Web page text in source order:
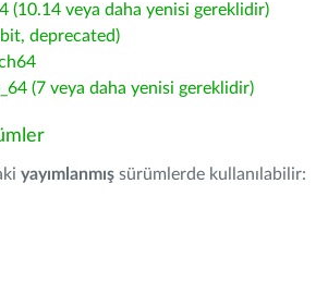
(10.14 veya daha yenisi gereklidir)
deprecated)
(7 veya daha yenisi gereklidir)
yayımlanmış sürümlerde kullanılabilir: